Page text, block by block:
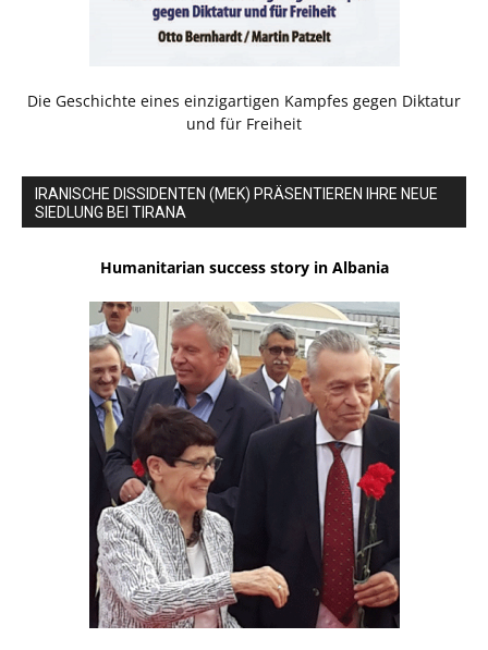
Die Geschichte eines einzigartigen Kampfes gegen Diktatur
und für Freiheit
IRANISCHE DISSIDENTEN (MEK) PRÄSENTIEREN IHRE NEUE
SIEDLUNG BEI TIRANA
Humanitarian success story in Albania